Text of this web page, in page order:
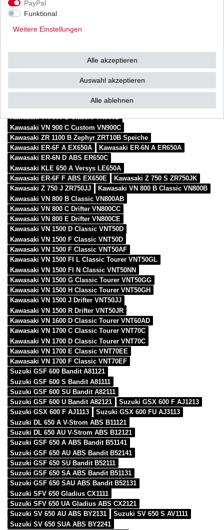
-wurden in Tests von deutschen Motorrad-Magazinen als
Produkt Award Sieger.
passend zu
Kawasaki VN 900 B Classic VN900B
Kawasaki VN 900 C Custom VN900C
Kawasaki ZR 1100 B Zephyr ZRT10B Speiche
Kawasaki ER-6F A EX650A
Kawasaki ER-6N A ER650A
Kawasaki ER-6N D ABS ER650C
Kawasaki KLE 650 A Versys LE650A
Kawasaki ER-6F F ABS EX650E
Kawasaki Z 750 S ZR750JK
Kawasaki Z 750 J ZR750JJ
Kawasaki VN 800 B Classic VN800B
Kawasaki VN 800 B Classic VN800AB
Kawasaki VN 800 C Drifter VN800CC
Kawasaki VN 800 E Drifter VN800CE
Kawasaki VN 1500 D Classic VNT50D
Kawasaki VN 1500 F Classic VNT50D
Kawasaki VN 1500 F Classic VNT50AF
Kawasaki VN 1500 FI L Classic Tourer VNT50GL
Kawasaki VN 1500 FI N Classic VNT50NN
Kawasaki VN 1500 G Classic Tourer VNT50GG
Kawasaki VN 1500 H Classic Tourer VNT50GH
Kawasaki VN 1500 J Drifter VNT50JJ
Kawasaki VN 1500 R Drifter VNT50JR
Kawasaki VN 1600 D Classic Tourer VNT60AD
Kawasaki VN 1700 C Classic Tourer VNT70C
Kawasaki VN 1700 D Classic Tourer VNT70C
Kawasaki VN 1700 E Classic VNT70EE
Kawasaki VN 1700 F Classic VNT70EF
Suzuki GSF 600 Bandit A81121
Suzuki GSF 600 S Bandit A81111
Suzuki GSF 600 SU Bandit A82111
Suzuki GSF 600 U Bandit A82121
Suzuki GSX 600 F AJ1213
Suzuki GSX 600 F AJ1113
Suzuki GSX 600 FU AJ3113
Suzuki DL 650 A V-Strom ABS B11121
Suzuki DL 650 AU V-Strom ABS B12121
Suzuki GSF 650 A ABS Bandit B51141
Suzuki GSF 650 AU ABS Bandit B52141
Suzuki GSF 650 SU Bandit B52111
Suzuki GSF 650 SA ABS Bandit B51131
Suzuki GSF 650 SAU ABS Bandit B52131
Suzuki SFV 650 Gladius CX1111
Suzuki SFV 650 UA Gladius ABS CX2121
Suzuki SV 650 AU ABS BY2131
Suzuki SV 650 S AV1111
Suzuki SV 650 SUA ABS BY2241
PayPal
Funktional
Weitere Einstellungen
Alle akzeptieren
Auswahl akzeptieren
Alle ablehnen